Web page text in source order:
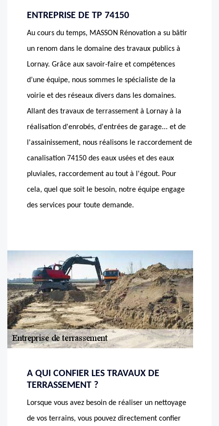
ENTREPRISE DE TP 74150
Au cours du temps, MASSON Rénovation a su bâtir
un renom dans le domaine des travaux publics à
Lornay. Grâce aux savoir-faire et compétences
d’une équipe, nous sommes le spécialiste de la
voirie et des réseaux divers dans les domaines.
Allant des travaux de terrassement à Lornay à la
réalisation d'enrobés, d'entrées de garage... et de
l'assainissement, nous réalisons le raccordement de
canalisation 74150 des eaux usées et des eaux
pluviales, raccordement au tout à l'égout. Pour
cela, quel que soit le besoin, notre équipe engage
des services pour toute demande.
A QUI CONFIER LES TRAVAUX DE
TERRASSEMENT ?
Lorsque vous avez besoin de réaliser un nettoyage
de vos terrains, vous pouvez directement confier